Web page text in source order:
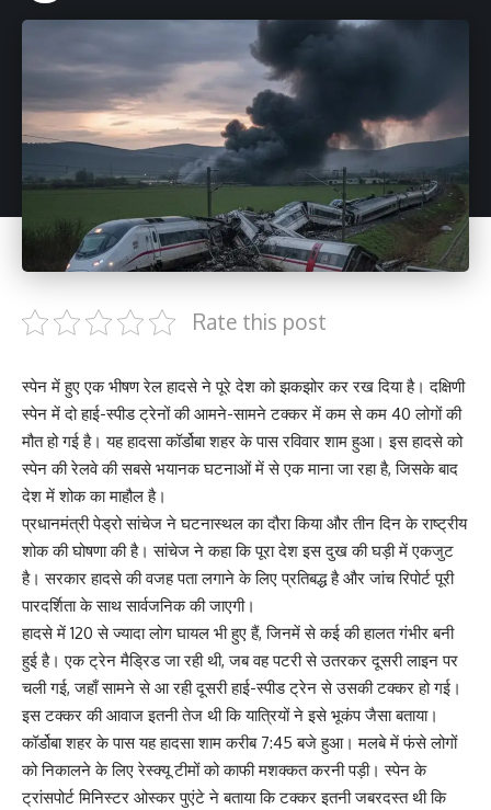
Rate this post
स्पेन में हुए एक भीषण रेल हादसे ने पूरे देश को झकझोर कर रख दिया है। दक्षिणी
स्पेन में दो हाई-स्पीड ट्रेनों की आमने-सामने टक्कर में कम से कम 40 लोगों की
मौत हो गई है। यह हादसा कॉर्डोबा शहर के पास रविवार शाम हुआ। इस हादसे को
स्पेन की रेलवे की सबसे भयानक घटनाओं में से एक माना जा रहा है, जिसके बाद
देश में शोक का माहौल है।
प्रधानमंत्री पेड्रो सांचेज ने घटनास्थल का दौरा किया और तीन दिन के राष्ट्रीय
शोक की घोषणा की है। सांचेज ने कहा कि पूरा देश इस दुख की घड़ी में एकजुट
है। सरकार हादसे की वजह पता लगाने के लिए प्रतिबद्ध है और जांच रिपोर्ट पूरी
पारदर्शिता के साथ सार्वजनिक की जाएगी।
हादसे में 120 से ज्यादा लोग घायल भी हुए हैं, जिनमें से कई की हालत गंभीर बनी
हुई है। एक ट्रेन मैड्रिड जा रही थी, जब वह पटरी से उतरकर दूसरी लाइन पर
चली गई, जहाँ सामने से आ रही दूसरी हाई-स्पीड ट्रेन से उसकी टक्कर हो गई।
इस टक्कर की आवाज इतनी तेज थी कि यात्रियों ने इसे भूकंप जैसा बताया।
कॉर्डोबा शहर के पास यह हादसा शाम करीब 7:45 बजे हुआ। मलबे में फंसे लोगों
को निकालने के लिए रेस्क्यू टीमों को काफी मशक्कत करनी पड़ी। स्पेन के
ट्रांसपोर्ट मिनिस्टर ओस्कर पुएंटे ने बताया कि टक्कर इतनी जबरदस्त थी कि